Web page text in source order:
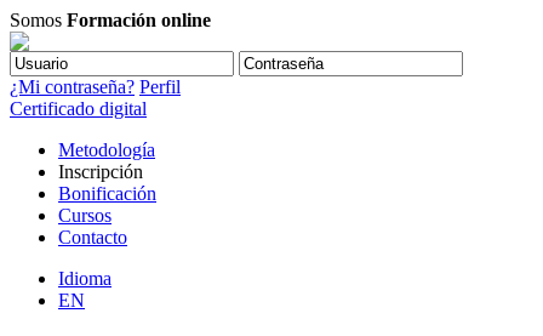
Somos Formación online
¿Mi contraseña? Perfil
Certificado digital
Metodología
Inscripción
Bonificación
Cursos
Contacto
Idioma
EN